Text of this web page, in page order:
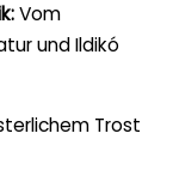
Vom
und Ildikó
Trost